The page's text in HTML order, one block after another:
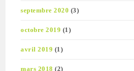
septembre 2020 (3)
octobre 2019 (1)
avril 2019 (1)
mars 2018 (2)